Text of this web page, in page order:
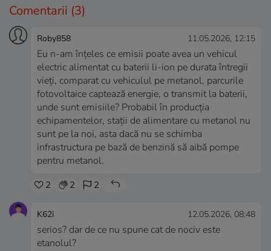
Comentarii (3)
Roby858 11.05.2026, 12:15
Eu n-am înțeles ce emisii poate avea un vehicul
electric alimentat cu baterii li-ion pe durata întregii
vieți, comparat cu vehiculul pe metanol, parcurile
fotovoltaice captează energie, o transmit la baterii,
unde sunt emisiile? Probabil în producția
echipamentelor, stații de alimentare cu metanol nu
sunt pe la noi, asta dacă nu se schimba
infrastructura pe bază de benzină să aibă pompe
pentru metanol.
2 2 2
K62i 12.05.2026, 08:48
serios? dar de ce nu spune cat de nociv este
etanolul?